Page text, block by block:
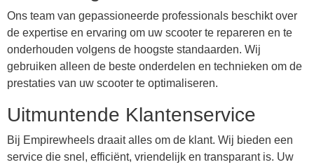
Ons team van gepassioneerde professionals beschikt over
de expertise en ervaring om uw scooter te repareren en te
onderhouden volgens de hoogste standaarden. Wij
gebruiken alleen de beste onderdelen en technieken om de
prestaties van uw scooter te optimaliseren.
Uitmuntende Klantenservice
Bij Empirewheels draait alles om de klant. Wij bieden een
service die snel, efficiënt, vriendelijk en transparant is. Uw